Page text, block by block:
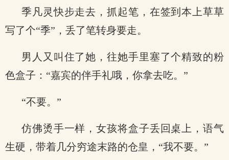
季凡灵快步走去，抓起笔，在签到本上草草
写了个“季”，丢了笔转身要走。
男人又叫住了她，往她手里塞了个精致的粉
色盒子：“嘉宾的伴手礼哦，你拿去吃。”
“不要。”
仿佛烫手一样，女孩将盒子丢回桌上，语气
生硬，带着几分穷途末路的仓皇，“我不要。”